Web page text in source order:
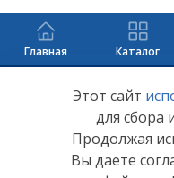
Главная Каталог
+7 (8412) 65-33-00
info@lerom.ru
Этот сайт
для сбора
Продолжая
Вы даете